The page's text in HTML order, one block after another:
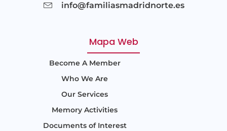
info@familiasmadridnorte.es
Mapa Web
Become A Member
Who We Are
Our Services
Memory Activities
Documents of Interest